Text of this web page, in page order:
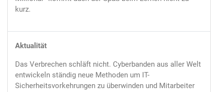
kurz.
Aktualität
Das Verbrechen schläft nicht. Cyberbanden aus aller Welt
entwickeln ständig neue Methoden um IT-
Sicherheitsvorkehrungen zu überwinden und Mitarbeiter